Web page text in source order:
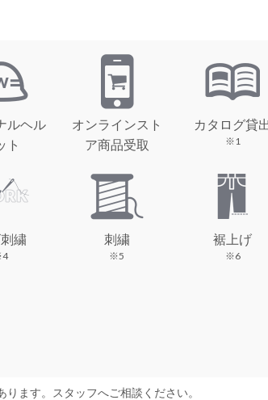
ルヘル
ト
オンラインスト
ア商品受取
カタログ貸
※1
繍 刺繍
※5
裾上げ
※6
ます。スタッフへご相談ください。